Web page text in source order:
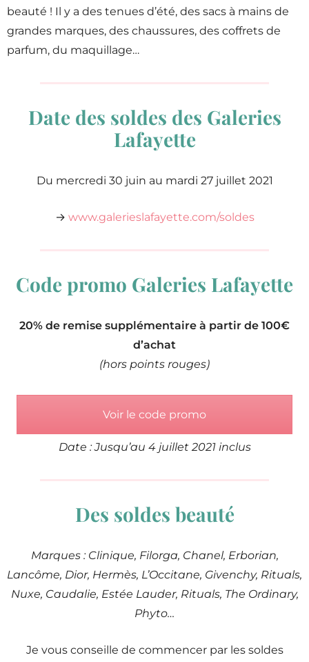
beauté ! Il y a des tenues d’été, des sacs à mains de
grandes marques, des chaussures, des coffrets de
parfum, du maquillage…
Date des soldes des Galeries
Lafayette
Du mercredi 30 juin au mardi 27 juillet 2021
→ www.galerieslafayette.com/soldes
Code promo Galeries Lafayette
20% de remise supplémentaire à partir de 100€
d’achat
(hors points rouges)
Voir le code promo
Date : Jusqu’au 4 juillet 2021 inclus
Des soldes beauté
Marques : Clinique, Filorga, Chanel, Erborian,
Lancôme, Dior, Hermès, L’Occitane, Givenchy, Rituals,
Nuxe, Caudalie, Estée Lauder, Rituals, The Ordinary,
Phyto…
Je vous conseille de commencer par les soldes